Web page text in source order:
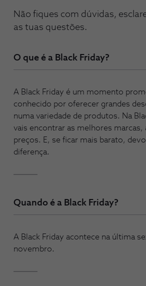
Não fiques com dúvidas,
as tuas questões.
O que é a Black Friday?
A Black Friday é um momento
conhecido por oferecer grandes
numa variedade de produtos. Na
vais encontrar as melhores marcas,
preços. E, se ficar mais barato,
diferença.
Quando é a Black Friday?
A Black Friday acontece na última
novembro.